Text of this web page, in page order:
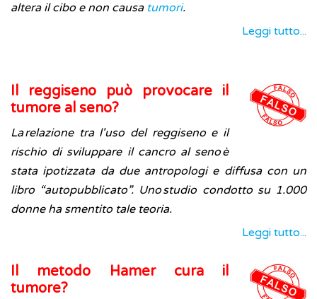
altera il cibo e non causa tumori.
Leggi tutto...
Il reggiseno può provocare il
tumore al seno?
La relazione tra l'uso del reggiseno e il
rischio di sviluppare il cancro al seno è
stata ipotizzata da due antropologi e diffusa con un
libro “autopubblicato”. Uno studio condotto su 1.000
donne ha smentito tale teoria.
Leggi tutto...
Il metodo Hamer cura il
tumore?